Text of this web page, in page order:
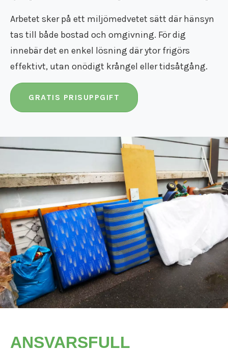
Flyttfirma Söderort
Flyttfirma Södermanland
Flyttfirma Västmanland
Internationell flyttfirma
Arbetet sker på ett miljömedvetet sätt där hänsyn
tas till både bostad och omgivning. För dig
innebär det en enkel lösning där ytor frigörs
effektivt, utan onödigt krångel eller tidsåtgång.
GRATIS PRISUPPGIFT
ANSVARSFULL